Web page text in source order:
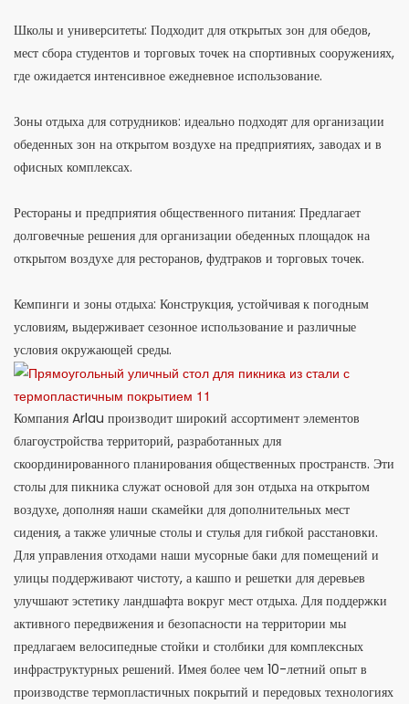
Школы и университеты: Подходит для открытых зон для обедов,
мест сбора студентов и торговых точек на спортивных сооружениях,
где ожидается интенсивное ежедневное использование.
Зоны отдыха для сотрудников: идеально подходят для организации
обеденных зон на открытом воздухе на предприятиях, заводах и в
офисных комплексах.
Рестораны и предприятия общественного питания: Предлагает
долговечные решения для организации обеденных площадок на
открытом воздухе для ресторанов, фудтраков и торговых точек.
Кемпинги и зоны отдыха: Конструкция, устойчивая к погодным
условиям, выдерживает сезонное использование и различные
условия окружающей среды.
Компания Arlau производит широкий ассортимент элементов
благоустройства территорий, разработанных для
скоординированного планирования общественных пространств. Эти
столы для пикника служат основой для зон отдыха на открытом
воздухе, дополняя наши скамейки для дополнительных мест
сидения, а также уличные столы и стулья для гибкой расстановки.
Для управления отходами наши мусорные баки для помещений и
улицы поддерживают чистоту, а кашпо и решетки для деревьев
улучшают эстетику ландшафта вокруг мест отдыха. Для поддержки
активного передвижения и безопасности на территории мы
предлагаем велосипедные стойки и столбики для комплексных
инфраструктурных решений. Имея более чем 10-летний опыт в
производстве термопластичных покрытий и передовых технологиях